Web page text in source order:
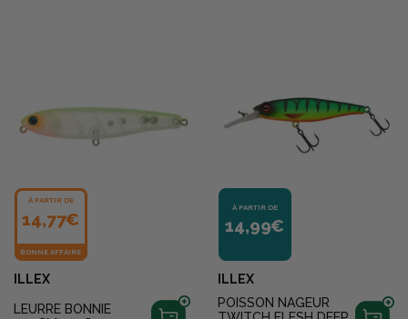
À PARTIR DE
14,77€
BONNE AFFAIRE
ILLEX
LEURRE BONNIE
À PARTIR DE
14,99€
ILLEX
POISSON NAGEUR